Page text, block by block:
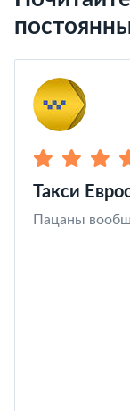
Такси
Пацаны